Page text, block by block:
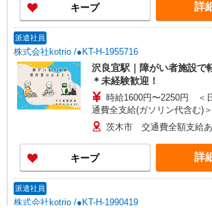
キープ 詳
派遣社員
株式会社kotrio /●KT-H-1955716
沢良宜駅｜障がい者施設で
＊未経験歓迎！
時給1600円〜2250円 ＜
通費全支給(ガソリン代含む)＞
茨木市 交通費全額支給あ
キープ 詳
派遣社員
株式会社kotrio /●KT-H-1990419